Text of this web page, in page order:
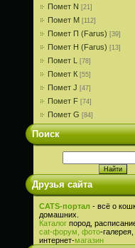
Помет N [21]
Помет M [112]
Помет П (Farus) [39]
Помет Н (Farus) [13]
Помет L [78]
Помет К [55]
Помет J [47]
Помет F [74]
Помет G [84]
Поиск
Друзья сайта
CATS-портал - всё о
домашних.
Каталог пород,
cat-форум, фото-галерея,
интернет-магазин